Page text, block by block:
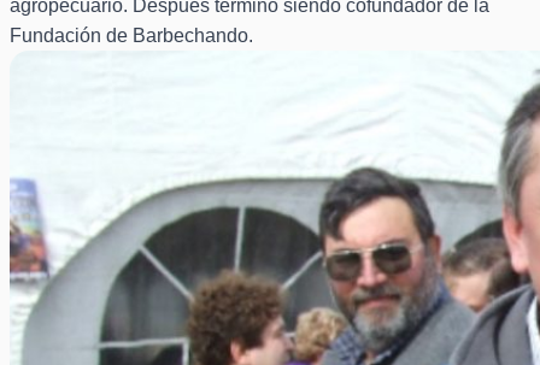
agropecuario. Después terminó siendo cofundador de la
Fundación de Barbechando.